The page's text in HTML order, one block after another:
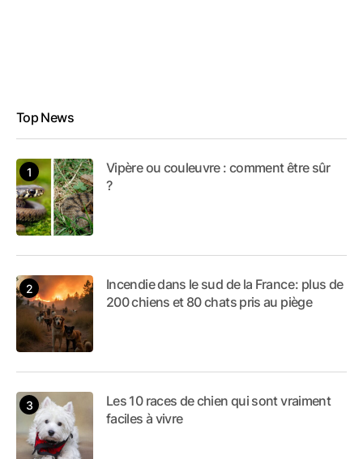
Top News
Vipère ou couleuvre : comment être sûr
?
Incendie dans le sud de la France : plus de
200 chiens et 80 chats pris au piège
Les 10 races de chien qui sont vraiment
faciles à vivre